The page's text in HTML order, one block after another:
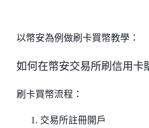
以幣安為例做刷卡買幣教學：
如何在幣安交易所刷信用卡
刷卡買幣流程：
交易所註冊開戶